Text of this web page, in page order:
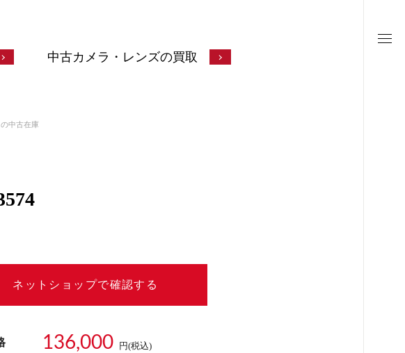
中古カメラ・レンズの買取
中古在庫
ネットショップで確認する
136,000 円(税込)